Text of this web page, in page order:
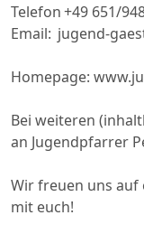
Telefon +49 651/
Email: jugend-
Homepage:
Bei weiteren
an Jugendpfarrer
Wir freuen uns auf
mit euch!